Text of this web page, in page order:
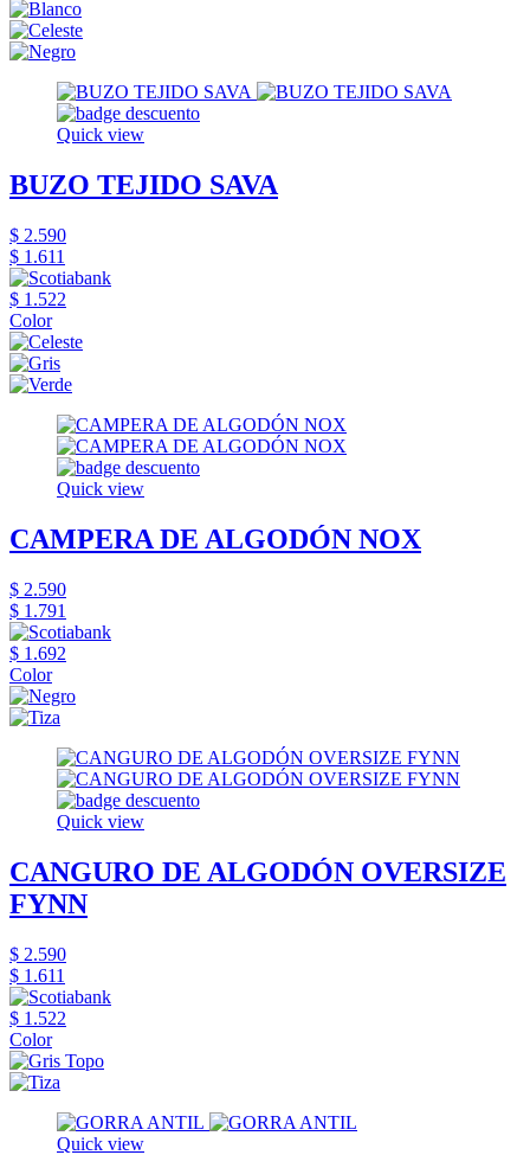
Quick view
BUZO TEJIDO SAVA
$ 2.590
$ 1.611
$ 1.522
Color
Quick view
CAMPERA DE ALGODÓN NOX
$ 2.590
$ 1.791
$ 1.692
Color
Quick view
CANGURO DE ALGODÓN OVERSIZE
FYNN
$ 2.590
$ 1.611
$ 1.522
Color
Quick view